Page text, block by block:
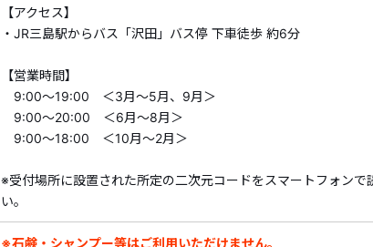
※石けん・シャンプー等はご利用できませ
※強風等 天候により急遽臨時休業となる
【受付時間】
9:00～19:00 ＜３月～５月、９月＞
【アクセス】
・JR三島駅からバス「沢田」バス停 下車徒歩 約6分
【営業時間】
9:00～19:00 ＜3月～5月、9月＞
9:00～20:00 ＜6月～8月＞
9:00～18:00 ＜10月～2月＞
※受付場所に設置された所定の二次元コードをスマートフォン
い。
※石鹸・シャンプー等はご利用いただけません。